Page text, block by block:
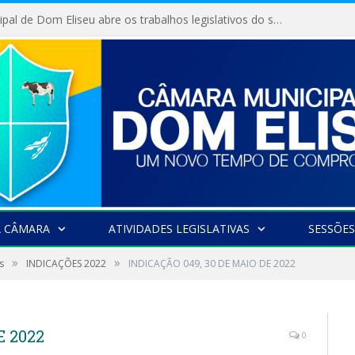
Câmara Municipal de Dom Eliseu abre os trabalhos legislativos do segundo semestre
CÂMARA ATIVIDADES LEGISLATIVAS SESSÕES
» INDICAÇÕES 2022 » INDICAÇÃO 049, 30 DE MAIO DE 2022
2022 0